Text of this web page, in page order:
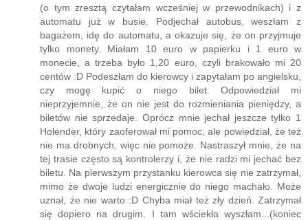
działały. Dowiedziałam się, że bilet można kupić u kierowcy
(o tym zresztą czytałam wcześniej w przewodnikach) i z
automatu już w busie. Podjechał autobus, weszłam z
bagażem, idę do automatu, a okazuje się, że on przyjmuje
tylko monety. Miałam 10 euro w papierku i 1 euro w
monecie, a trzeba było 1,20 euro, czyli brakowało mi 20
centów :D Podeszłam do kierowcy i zapytałam po angielsku,
czy mogę kupić o niego bilet. Odpowiedział mi
nieprzyjemnie, że on nie jest do rozmieniania pieniędzy, a
biletów nie sprzedaje. Oprócz mnie jechał jeszcze tylko 1
Holender, który zaoferował mi pomoc, ale powiedział, że też
nie ma drobnych, więc nie pomoże. Nastraszył mnie, że na
tej trasie często są kontrolerzy i, że nie radzi mi jechać bez
biletu. Na pierwszym przystanku kierowca się nie zatrzymał,
mimo że dwoje ludzi energicznie do niego machało. Może
uznał, że nie warto :D Chyba miał też zły dzień. Zatrzymał